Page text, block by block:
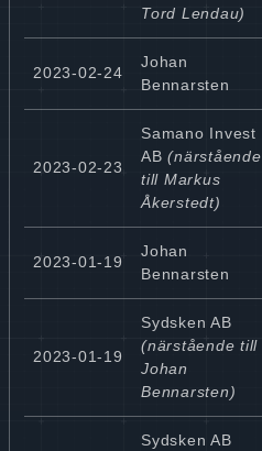
Tord Lendau)
2023-02-24
Johan
Bennarsten
2023-02-23
Samano Invest
AB (närstående
till Markus
Åkerstedt)
2023-01-19
Johan
Bennarsten
2023-01-19
Sydsken AB
(närstående till
Johan
Bennarsten)
Sydsken AB